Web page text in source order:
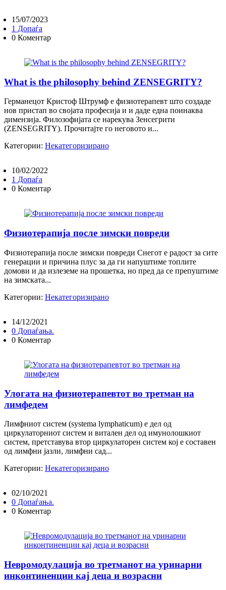
15/07/2023
1 Допаѓа
0 Коментар
What is the philosophy behind ZENSEGRITY?
Германецот Кристоф Штрумф е физиотерапевт што создаде
нов пристап во својата професија и и даде една поинаква
димензија. Филозофијата се нарекува Зенсегрити
(ZENSEGRITY). Прочитајте го неговото и...
Категории: Некатегоризирано
10/02/2022
1 Допаѓа
0 Коментар
Физиотерапија после зимски повреди
Физиотерапија после зимски повреди Снегот е радост за сите
генерации и причина плус за да ги напуштиме топлите
домови и да излеземе на прошетка, но пред да се препуштиме
на зимската...
Категории: Некатегоризирано
14/12/2021
0 Допаѓања.
0 Коментар
Улогата на физиотерапевтот во третман на
лимфедем
Лимфниот систем (systema lymphaticum) е дел од
циркулаторниот систем и витален дел од имунолошкиот
систем, претставува втор циркулаторен систем кој е составен
од лимфни јазли, лимфни сад...
Категории: Некатегоризирано
02/10/2021
0 Допаѓања.
0 Коментар
Невромодулација во третманот на уринарни
инконтиненции кај деца и возрасни